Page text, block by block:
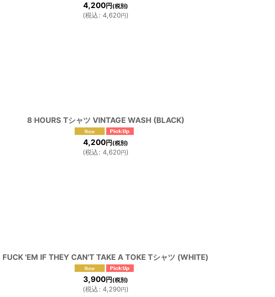
4,200円 (税別)
(税込: 4,620円)
8 HOURS Tシャツ VINTAGE WASH (BLACK)
4,200円 (税別)
(税込: 4,620円)
FUCK 'EM IF THEY CAN'T TAKE A TOKE Tシャツ (WHITE)
3,900円 (税別)
(税込: 4,290円)